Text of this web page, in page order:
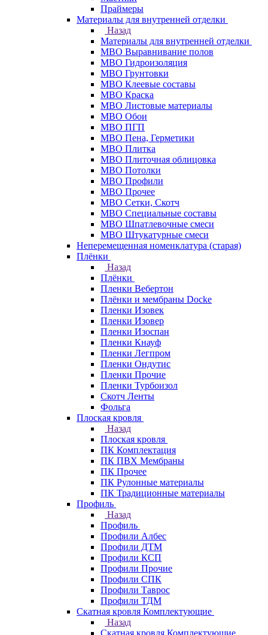
Праймеры
Материалы для внутренней отделки
Назад
Материалы для внутренней отделки
МВО Выравнивание полов
МВО Гидроизоляция
МВО Грунтовки
МВО Клеевые составы
МВО Краска
МВО Листовые материалы
МВО Обои
МВО ПГП
МВО Пена, Герметики
МВО Плитка
МВО Плиточная облицовка
МВО Потолки
МВО Профили
МВО Прочее
МВО Сетки, Скотч
МВО Специальные составы
МВО Шпатлевочные смеси
МВО Штукатурные смеси
Неперемещенная номенклатура (старая)
Плёнки
Назад
Плёнки
Пленки Вебертон
Плёнки и мембраны Docke
Пленки Изовек
Пленки Изовер
Пленки Изоспан
Пленки Кнауф
Пленки Легпром
Пленки Ондутис
Пленки Прочие
Пленки Турбоизол
Скотч Ленты
Фольга
Плоская кровля
Назад
Плоская кровля
ПК Комплектация
ПК ПВХ Мембраны
ПК Прочее
ПК Рулонные материалы
ПК Традиционные материалы
Профиль
Назад
Профиль
Профили Албес
Профили ДТМ
Профили КСП
Профили Прочие
Профили СПК
Профили Таврос
Профили ТДМ
Скатная кровля Комплектующие
Назад
Скатная кровля Комплектующие